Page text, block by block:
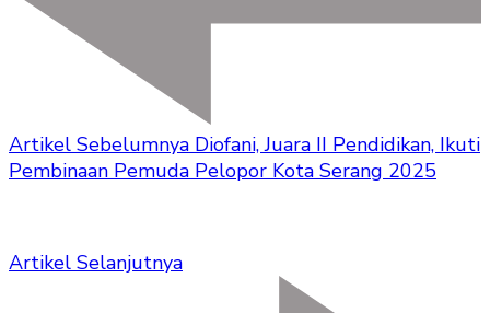
Artikel Sebelumnya Diofani, Juara II Pendidikan, Ikuti
Pembinaan Pemuda Pelopor Kota Serang 2025
Artikel Selanjutnya